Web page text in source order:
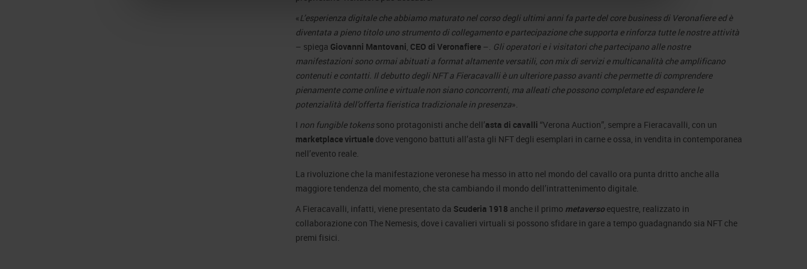
«L’esperienza digitale che abbiamo maturato nel corso degli ultimi anni fa parte del core business di Veronafiere ed è
diventata a pieno titolo uno strumento di collegamento e partecipazione che supporta e rinforza tutte le nostre attività
– spiega Giovanni Mantovani, CEO di Veronafiere–. Gli operatori e i visitatori che partecipano alle nostre
manifestazioni sono ormai abituati a format altamente versatili, con mix di servizi e multicanalità che amplificano
contenuti e contatti. Il debutto degli NFT a Fieracavalli è un ulteriore passo avanti che permette di comprendere
pienamente come online e virtuale non siano concorrenti, ma alleati che possono completare ed espandere le
potenzialità dell’offerta fieristica tradizionale in presenza».
I non fungible tokenssono protagonisti anche dell’asta di cavalli “Verona Auction”, sempre a Fieracavalli, con un
marketplace virtualedove vengono battuti all’asta gli NFT degli esemplari in carne e ossa, in vendita in contemporanea
nell’evento reale.
La rivoluzione che la manifestazione veronese ha messo in atto nel mondo del cavallo ora punta dritto anche alla
maggiore tendenza del momento, che sta cambiando il mondo dell’intrattenimento digitale.
A Fieracavalli, infatti, viene presentato da Scuderia 1918 anche il primo metaversoequestre, realizzato in
collaborazione con The Nemesis, dove i cavalieri virtuali si possono sfidare in gare a tempo guadagnando sia NFT che
premi fisici.